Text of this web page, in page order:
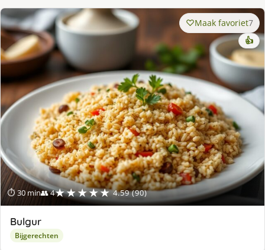
⏱ 30 min👥 4★★★★★ 4.59 (90)
Maak favoriet7
👍
Bulgur
Bijgerechten